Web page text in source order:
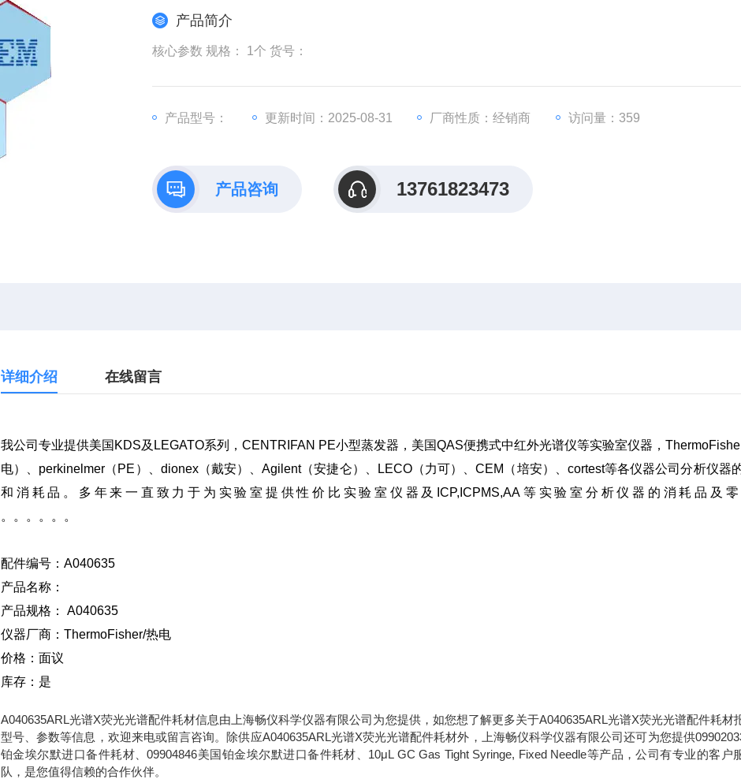
产品简介
核心参数 规格： 1个 货号：
产品型号： 更新时间：2025-08-31 厂商性质：经销商 访问量：359
产品咨询 13761823473
详细介绍 在线留言
我公司专业提供美国KDS及LEGATO系列，CENTRIFAN PE小型蒸发器，美国QAS便携式中红外光谱仪等实验室仪器，
电）、perkinelmer（PE）、dionex（戴安）、Agilent（安捷仑）、LECO（力可）、CEM（培安）、cortest等各仪器公司分析仪器
和消耗品。多年来一直致力于为实验室提供性价比实验室仪器及ICP,ICPMS,AA等实验室分析仪器的消耗品及
。。。。。。
配件编号： A040635
产品名称：
产品规格：
A040635
仪器厂商： ThermoFisher/热电
价格：面议
库存：是
A040635ARL光谱X荧光光谱配件耗材信息由上海畅仪科学仪器有限公司为您提供，如您想了解更多关于A040635ARL光谱X荧光光谱配件耗材
型号、参数等信息，欢迎来电或留言咨询。除供应A040635ARL光谱X荧光光谱配件耗材外，上海畅仪科学仪器有限公司还可为您提供
铂金埃尔默进口备件耗材、09904846美国铂金埃尔默进口备件耗材、10μL GC Gas Tight Syringe, Fixed Needle等产品，公司有专业的客户
队，是您值得信赖的合作伙伴。